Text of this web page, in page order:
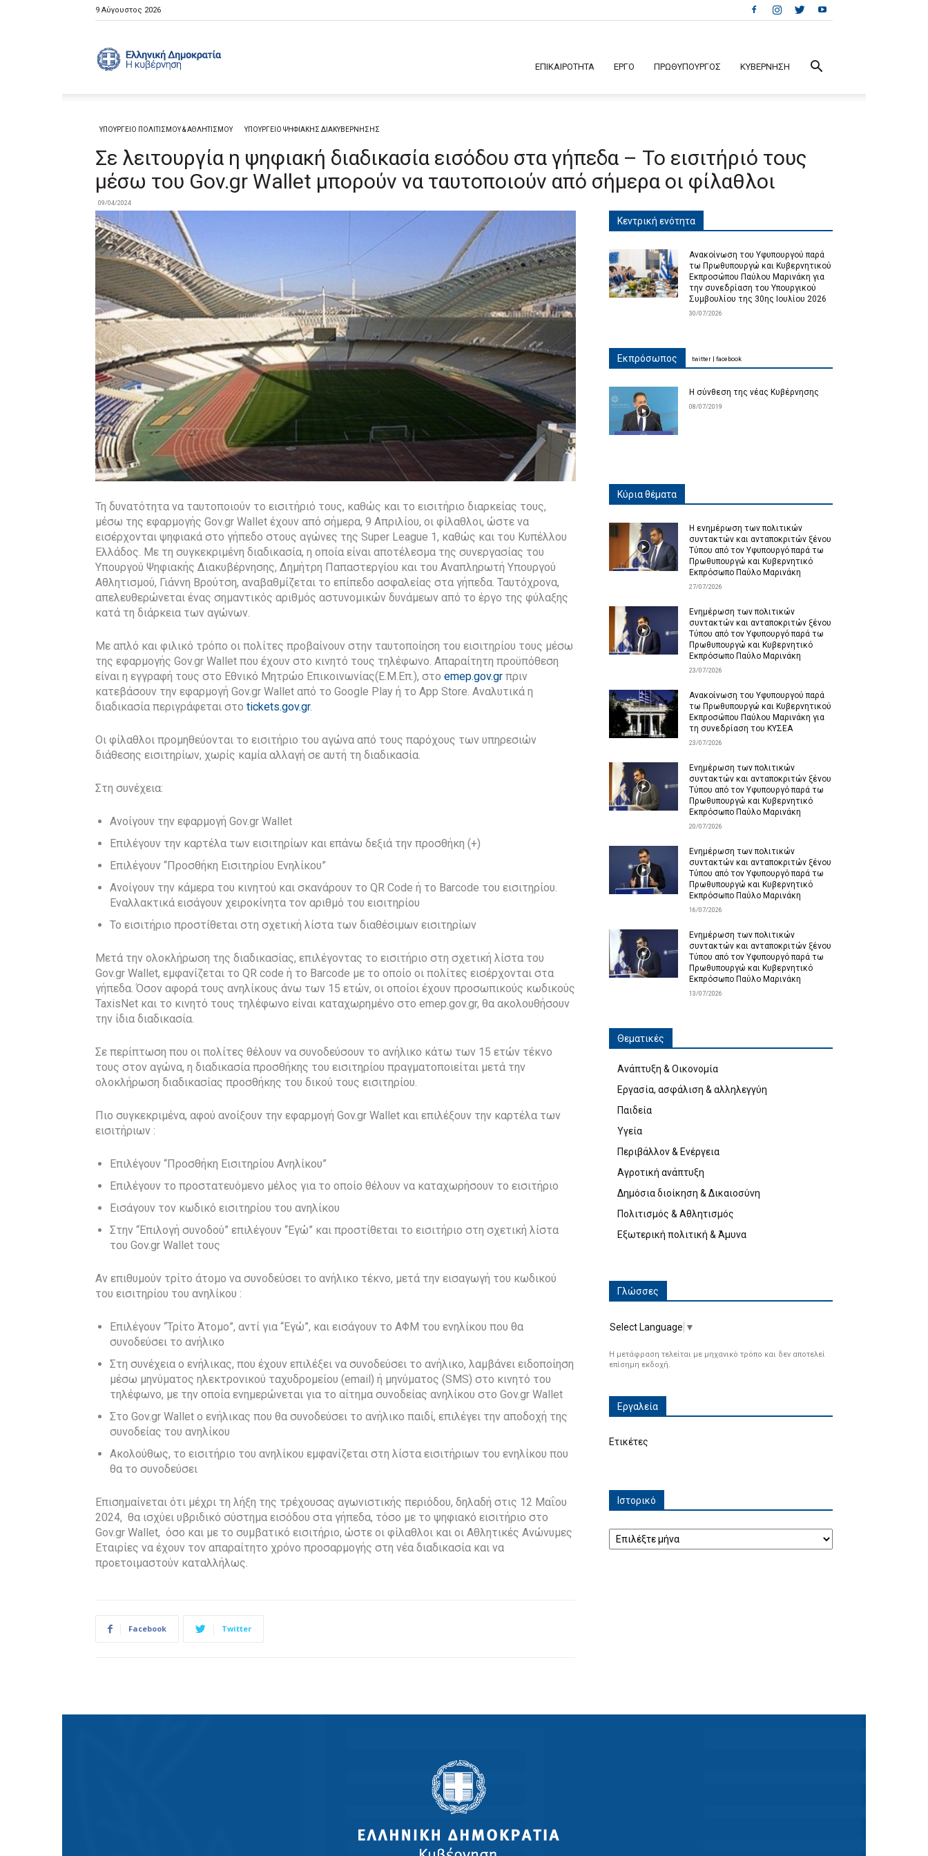
9 Αύγουστος 2026
Κυβέρνηση
ΕΠΙΚΑΙΡΟΤΗΤΑ ΕΡΓΟ ΠΡΩΘΥΠΟΥΡΓΟΣ ΚΥΒΕΡΝΗΣΗ
ΥΠΟΥΡΓΕΙΟ ΠΟΛΙΤΙΣΜΟΥ & ΑΘΛΗΤΙΣΜΟΥ ΥΠΟΥΡΓΕΙΟ ΨΗΦΙΑΚΗΣ ΔΙΑΚΥΒΕΡΝΗΣΗΣ
Σε λειτουργία η ψηφιακή διαδικασία εισόδου στα γήπεδα – Το εισιτήριό τους
μέσω του Gov.gr Wallet μπορούν να ταυτοποιούν από σήμερα οι φίλαθλοι
09/04/2024
Τη δυνατότητα να ταυτοποιούν το εισιτήριό τους, καθώς και το εισιτήριο διαρκείας τους,
μέσω της εφαρμογής Gov.gr Wallet έχουν από σήμερα, 9 Απριλίου, οι φίλαθλοι, ώστε να
εισέρχονται ψηφιακά στο γήπεδο στους αγώνες της Super League 1, καθώς και του Κυπέλλου
Ελλάδος. Με τη συγκεκριμένη διαδικασία, η οποία είναι αποτέλεσμα της συνεργασίας του
Υπουργού Ψηφιακής Διακυβέρνησης, Δημήτρη Παπαστεργίου και του Αναπληρωτή Υπουργού
Αθλητισμού, Γιάννη Βρούτση, αναβαθμίζεται το επίπεδο ασφαλείας στα γήπεδα. Ταυτόχρονα,
απελευθερώνεται ένας σημαντικός αριθμός αστυνομικών δυνάμεων από το έργο της φύλαξης
κατά τη διάρκεια των αγώνων.
Με απλό και φιλικό τρόπο οι πολίτες προβαίνουν στην ταυτοποίηση του εισιτηρίου τους μέσω
της εφαρμογής Gov.gr Wallet που έχουν στο κινητό τους τηλέφωνο. Απαραίτητη προϋπόθεση
είναι η εγγραφή τους στο Εθνικό Μητρώο Επικοινωνίας(Ε.Μ.Επ.), στο emep.gov.gr πριν
κατεβάσουν την εφαρμογή Gov.gr Wallet από το Google Play ή το App Store. Αναλυτικά η
διαδικασία περιγράφεται στο tickets.gov.gr.
Οι φίλαθλοι προμηθεύονται το εισιτήριο του αγώνα από τους παρόχους των υπηρεσιών
διάθεσης εισιτηρίων, χωρίς καμία αλλαγή σε αυτή τη διαδικασία.
Στη συνέχεια:
Ανοίγουν την εφαρμογή Gov.gr Wallet
Επιλέγουν την καρτέλα των εισιτηρίων και επάνω δεξιά την προσθήκη (+)
Επιλέγουν “Προσθήκη Εισιτηρίου Ενηλίκου”
Ανοίγουν την κάμερα του κινητού και σκανάρουν το QR Code ή το Barcode του εισιτηρίου.
Εναλλακτικά εισάγουν χειροκίνητα τον αριθμό του εισιτηρίου
Το εισιτήριο προστίθεται στη σχετική λίστα των διαθέσιμων εισιτηρίων
Μετά την ολοκλήρωση της διαδικασίας, επιλέγοντας το εισιτήριο στη σχετική λίστα του
Gov.gr Wallet, εμφανίζεται το QR code ή το Barcode με το οποίο οι πολίτες εισέρχονται στα
γήπεδα. Όσον αφορά τους ανηλίκους άνω των 15 ετών, οι οποίοι έχουν προσωπικούς κωδικούς
TaxisNet και το κινητό τους τηλέφωνο είναι καταχωρημένο στο emep.gov.gr, θα ακολουθήσουν
την ίδια διαδικασία.
Σε περίπτωση που οι πολίτες θέλουν να συνοδεύσουν το ανήλικο κάτω των 15 ετών τέκνο
τους στον αγώνα, η διαδικασία προσθήκης του εισιτηρίου πραγματοποιείται μετά την
ολοκλήρωση διαδικασίας προσθήκης του δικού τους εισιτηρίου.
Πιο συγκεκριμένα, αφού ανοίξουν την εφαρμογή Gov.gr Wallet και επιλέξουν την καρτέλα των
εισιτήριων :
Επιλέγουν “Προσθήκη Εισιτηρίου Ανηλίκου”
Επιλέγουν το προστατευόμενο μέλος για το οποίο θέλουν να καταχωρήσουν το εισιτήριο
Εισάγουν τον κωδικό εισιτηρίου του ανηλίκου
Στην “Επιλογή συνοδού” επιλέγουν “Εγώ” και προστίθεται το εισιτήριο στη σχετική λίστα
του Gov.gr Wallet τους
Αν επιθυμούν τρίτο άτομο να συνοδεύσει το ανήλικο τέκνο, μετά την εισαγωγή του κωδικού
του εισιτηρίου του ανηλίκου :
Επιλέγουν “Τρίτο Άτομο”, αντί για “Εγώ”, και εισάγουν το ΑΦΜ του ενηλίκου που θα
συνοδεύσει το ανήλικο
Στη συνέχεια ο ενήλικας, που έχουν επιλέξει να συνοδεύσει το ανήλικο, λαμβάνει ειδοποίηση
μέσω μηνύματος ηλεκτρονικού ταχυδρομείου (email) ή μηνύματος (SMS) στο κινητό του
τηλέφωνο, με την οποία ενημερώνεται για το αίτημα συνοδείας ανηλίκου στο Gov.gr Wallet
Στο Gov.gr Wallet ο ενήλικας που θα συνοδεύσει το ανήλικο παιδί, επιλέγει την αποδοχή της
συνοδείας του ανηλίκου
Ακολούθως, το εισιτήριο του ανηλίκου εμφανίζεται στη λίστα εισιτήριων του ενηλίκου που
θα το συνοδεύσει
Επισημαίνεται ότι μέχρι τη λήξη της τρέχουσας αγωνιστικής περιόδου, δηλαδή στις 12 Μαΐου
2024, θα ισχύει υβριδικό σύστημα εισόδου στα γήπεδα, τόσο με το ψηφιακό εισιτήριο στο
Gov.gr Wallet, όσο και με το συμβατικό εισιτήριο, ώστε οι φίλαθλοι και οι Αθλητικές Ανώνυμες
Εταιρίες να έχουν τον απαραίτητο χρόνο προσαρμογής στη νέα διαδικασία και να
προετοιμαστούν καταλλήλως.
Facebook Twitter
Κεντρική ενότητα
Ανακοίνωση του Υφυπουργού παρά
τω Πρωθυπουργώ και Κυβερνητικού
Εκπροσώπου Παύλου Μαρινάκη για
την συνεδρίαση του Υπουργικού
Συμβουλίου της 30ης Ιουλίου 2026
30/07/2026
Εκπρόσωπος
Η σύνθεση της νέας Κυβέρνησης
08/07/2019
twitter facebook
Κύρια θέματα
Η ενημέρωση των πολιτικών
συντακτών και ανταποκριτών ξένου
Τύπου από τον Υφυπουργό παρά τω
Πρωθυπουργώ και Κυβερνητικό
Εκπρόσωπο Παύλο Μαρινάκη
27/07/2026
Ενημέρωση των πολιτικών
συντακτών και ανταποκριτών ξένου
Τύπου από τον Υφυπουργό παρά τω
Πρωθυπουργώ και Κυβερνητικό
Εκπρόσωπο Παύλο Μαρινάκη
23/07/2026
Ανακοίνωση του Υφυπουργού παρά
τω Πρωθυπουργώ και Κυβερνητικού
Εκπροσώπου Παύλου Μαρινάκη για
τη συνεδρίαση του ΚΥΣΕΑ
23/07/2026
Ενημέρωση των πολιτικών
συντακτών και ανταποκριτών ξένου
Τύπου από τον Υφυπουργό παρά τω
Πρωθυπουργώ και Κυβερνητικό
Εκπρόσωπο Παύλο Μαρινάκη
20/07/2026
Ενημέρωση των πολιτικών
συντακτών και ανταποκριτών ξένου
Τύπου από τον Υφυπουργό παρά τω
Πρωθυπουργώ και Κυβερνητικό
Εκπρόσωπο Παύλο Μαρινάκη
16/07/2026
Ενημέρωση των πολιτικών
συντακτών και ανταποκριτών ξένου
Τύπου από τον Υφυπουργό παρά τω
Πρωθυπουργώ και Κυβερνητικό
Εκπρόσωπο Παύλο Μαρινάκη
13/07/2026
Θεματικές
Ανάπτυξη & Οικονομία
Εργασία, ασφάλιση & αλληλεγγύη
Παιδεία
Υγεία
Περιβάλλον & Ενέργεια
Αγροτική ανάπτυξη
Δημόσια διοίκηση & Δικαιοσύνη
Πολιτισμός & Αθλητισμός
Εξωτερική πολιτική & Άμυνα
Γλώσσες
Select Language ▼
Η μετάφραση τελείται με μηχανικό τρόπο και δεν αποτελεί
επίσημη εκδοχή.
Εργαλεία
Ετικέτες
Ιστορικό